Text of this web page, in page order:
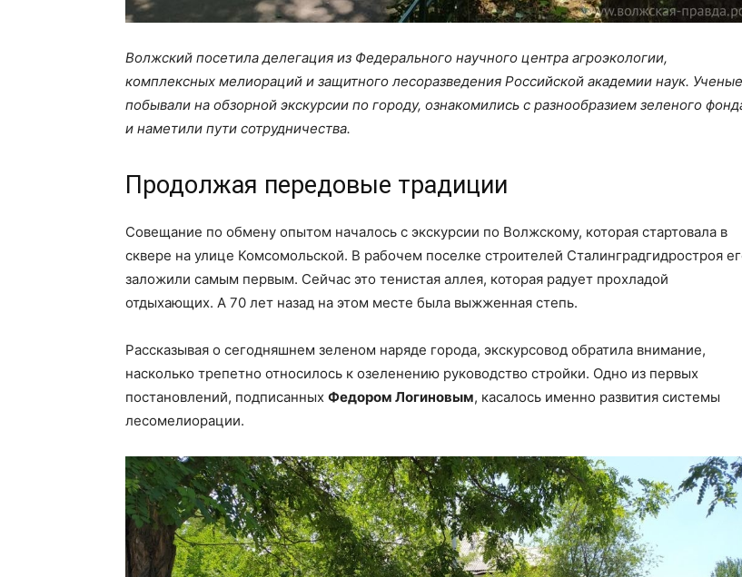
Волжский посетила делегация из Федерального научного центра агроэкологии,
комплексных мелиораций и защитного лесоразведения Российской академии наук. Ученые
побывали на обзорной экскурсии по городу, ознакомились с разнообразием зеленого
и наметили пути сотрудничества.
Продолжая передовые традиции
Совещание по обмену опытом началось с экскурсии по Волжскому, которая стартовала в
сквере на улице Комсомольской. В рабочем поселке строителей Сталинградгидростроя
заложили самым первым. Сейчас это тенистая аллея, которая радует прохладой
отдыхающих. А 70 лет назад на этом месте была выжженная степь.
Рассказывая о сегодняшнем зеленом наряде города, экскурсовод обратила внимание,
насколько трепетно относилось к озеленению руководство стройки. Одно из первых
постановлений, подписанных Федором Логиновым, касалось именно развития системы
лесомелиорации.